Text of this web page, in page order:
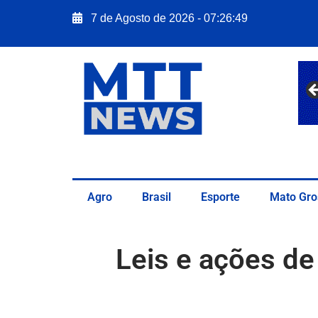
7 de Agosto de 2026 - 07:26:50
Agro Brasil Esporte Mato
Leis e ações